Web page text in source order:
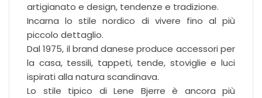
artigianato e design, tendenze e tradizione.
Incarna lo stile nordico di vivere fino al più
piccolo dettaglio.
Dal 1975, il brand danese produce accessori per
la casa, tessili, tappeti, tende, stoviglie e luci
ispirati alla natura scandinava.
Lo stile tipico di Lene Bjerre è ancora più